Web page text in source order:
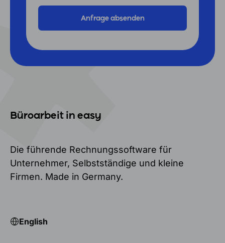
Büroarbeit in easy
Die führende Rechnungssoftware für
Unternehmer, Selbstständige und kleine
Firmen. Made in Germany.
English